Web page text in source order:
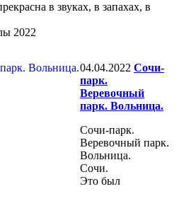
в звуках, в запахах, в
2022
04.04.2022 Сочи-
парк.
Веревочный
парк. Вольница.
Сочи-парк.
Веревочный парк.
Вольница.
Сочи.
Это был